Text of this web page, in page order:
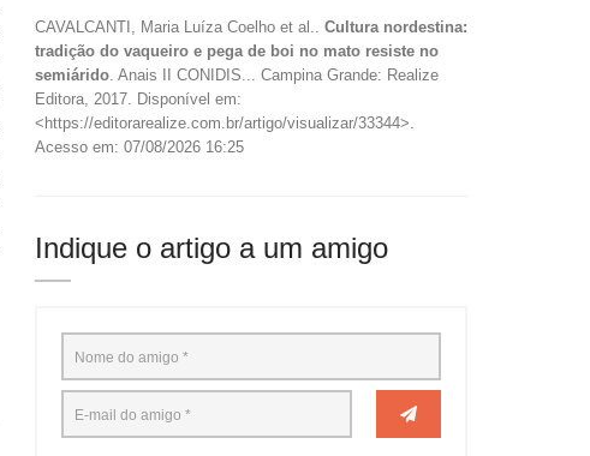
CAVALCANTI, Maria Luíza Coelho et al.. Cultura nordestina:
tradição do vaqueiro e pega de boi no mato resiste no
semiárido. Anais II CONIDIS... Campina Grande: Realize
Editora, 2017. Disponível em:
<https://editorarealize.com.br/artigo/visualizar/33344>.
Acesso em: 07/08/2026 16:25
Indique o artigo a um amigo